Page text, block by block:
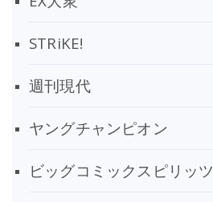
STRiKE!
週刊現代
ヤングチャンピオン
ビッグコミックスピリッツ